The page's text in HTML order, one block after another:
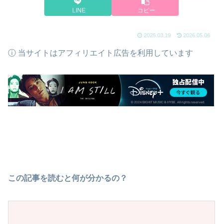
LINE コピー
2025.03.19 2026.05.06
ⓘ 当サイトはアフィリエイト広告を利用しています
この記事を読むと何が分かるの？